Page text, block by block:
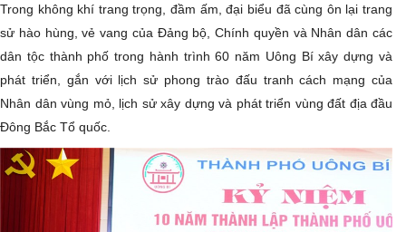
Trong không khí trang trọng, đầm ấm, đại biểu đã cùng ôn lại trang
sử hào hùng, vẻ vang của Đảng bộ, Chính quyền và Nhân dân các
dân tộc thành phố trong hành trình 60 năm Uông Bí xây dựng và
phát triển, gắn với lịch sử phong trào đấu tranh cách mạng của
Nhân dân vùng mỏ, lịch sử xây dựng và phát triển vùng đất địa đầu
Đông Bắc Tổ quốc.